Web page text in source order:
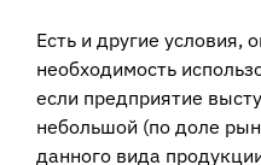
Есть и другие условия,
необходимость
если предприятие
небольшой (по доле
данного вида